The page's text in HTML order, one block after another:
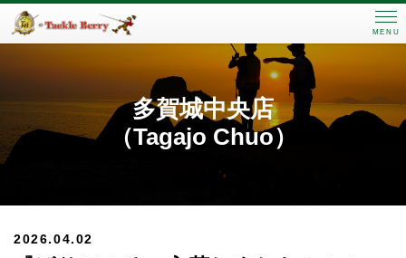
MENU
多賀城中央店
（Tagajo Chuo）
2026.04.02